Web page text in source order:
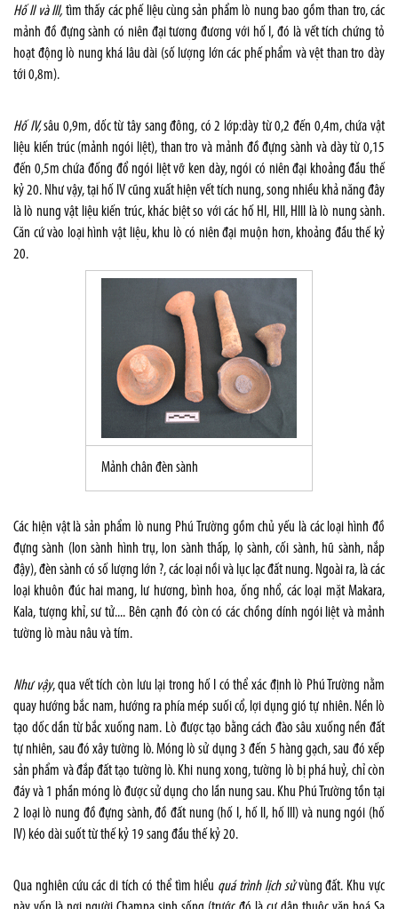
Hố II và III, tìm thấy các phế liệu cùng sản phẩm lò nung bao gồm than tro, các
mảnh đồ đựng sành có niên đại tương đương với hố I, đó là vết tích chứng tỏ
hoạt động lò nung khá lâu dài (số lượng lớn các phế phẩm và vệt than tro dày
tới 0,8m).
Hố IV,sâu 0,9m, dốc từ tây sang đông, có 2 lớp:dày từ 0,2 đến 0,4m, chứa vật
liệu kiến trúc (mảnh ngói liệt), than tro và mảnh đồ đựng sành và dày từ 0,15
đến 0,5m chứa đống đổ ngói liệt vỡ ken dày, ngói có niên đại khoảng đầu thế
kỷ 20. Như vậy, tại hố IV cũng xuất hiện vết tích nung, song nhiều khả năng đây
là lò nung vật liệu kiến trúc, khác biệt so với các hố HI, HII, HIII là lò nung sành.
Căn cứ vào loại hình vật liệu, khu lò có niên đại muộn hơn, khoảng đầu thế kỷ
20.
Mảnh chân đèn sành
Các hiện vật là sản phẩm lò nung Phú Trường gồm chủ yếu là các loại hình đồ
đựng sành (lon sành hình trụ, lon sành thấp, lọ sành, cối sành, hũ sành, nắp
đậy), đèn sành có số lượng lớn ?, các loại nồi và lục lạc đất nung. Ngoài ra, là các
loại khuôn đúc hai mang, lư hương, bình hoa, ống nhổ, các loại mặt Makara,
Kala, tượng khỉ, sư tử.... Bên cạnh đó còn có các chồng dính ngói liệt và mảnh
tường lò màu nâu và tím.
Như vậy, qua vết tích còn lưu lại trong hố I có thể xác định lò Phú Trường nằm
quay hướng bắc nam, hướng ra phía mép suối cổ, lợi dụng gió tự nhiên. Nền lò
tạo dốc dần từ bắc xuống nam. Lò được tạo bằng cách đào sâu xuống nền đất
tự nhiên, sau đó xây tường lò. Móng lò sử dụng 3 đến 5 hàng gạch, sau đó xếp
sản phẩm và đắp đất tạo tường lò. Khi nung xong, tường lò bị phá huỷ, chỉ còn
đáy và 1 phần móng lò được sử dụng cho lần nung sau. Khu Phú Trường tồn tại
2 loại lò nung đồ đựng sành, đồ đất nung (hố I, hố II, hố III) và nung ngói (hố
IV) kéo dài suốt từ thế kỷ 19 sang đầu thế kỷ 20.
Qua nghiên cứu các di tích có thể tìm hiểu quá trình lịch sửvùng đất. Khu vực